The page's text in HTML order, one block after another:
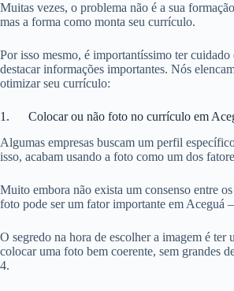
Muitas vezes, o problema não é a sua
mas a forma como monta seu currículo.
Por isso mesmo, é importantíssimo ter cuidado
destacar informações importantes. Nós
otimizar seu currículo:
1. Colocar ou não foto no currículo em
Algumas empresas buscam um perfil
isso, acabam usando a foto como um dos
Muito embora não exista um consenso entre
foto pode ser um fator importante em Aceguá
O segredo na hora de escolher a imagem é ter
colocar uma foto bem coerente, sem grandes
4.